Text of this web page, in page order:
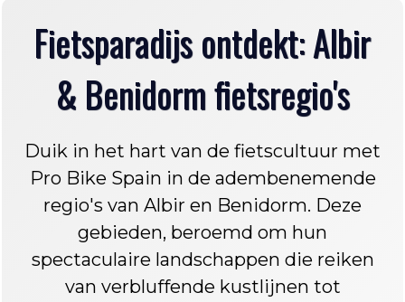
Fietsparadijs ontdekt: Albir
& Benidorm fietsregio's
Duik in het hart van de fietscultuur met
Pro Bike Spain in de adembenemende
regio's van Albir en Benidorm. Deze
gebieden, beroemd om hun
spectaculaire landschappen die reiken
van verbluffende kustlijnen tot